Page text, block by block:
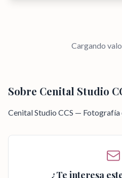
Cargando
Sobre Cenital Studio
Cenital Studio CCS — Fotografía
¿Te interesa